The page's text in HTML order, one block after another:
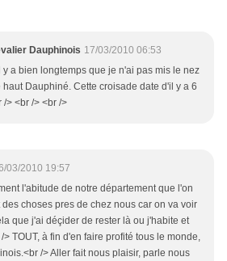
Dauphinois 17/03/2010 06:53
y a bien longtemps que je n'ai pas mis le nez
haut Dauphiné. Cette croisade date d'il y a 6
/> <br /> <br />
03/2010 19:57
l'abitude de notre département que l'on
des choses pres de chez nous car on va voir
que j'ai déçider de rester là ou j'habite et
TOUT, à fin d'en faire profité tous le monde,
/> Aller fait nous plaisir, parle nous